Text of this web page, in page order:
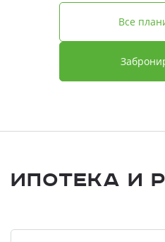
Все
Ипотека и